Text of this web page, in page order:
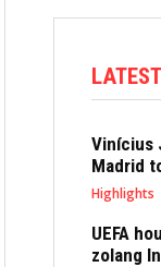
Vinícius
Madrid
Highlights
UEFA
zolang